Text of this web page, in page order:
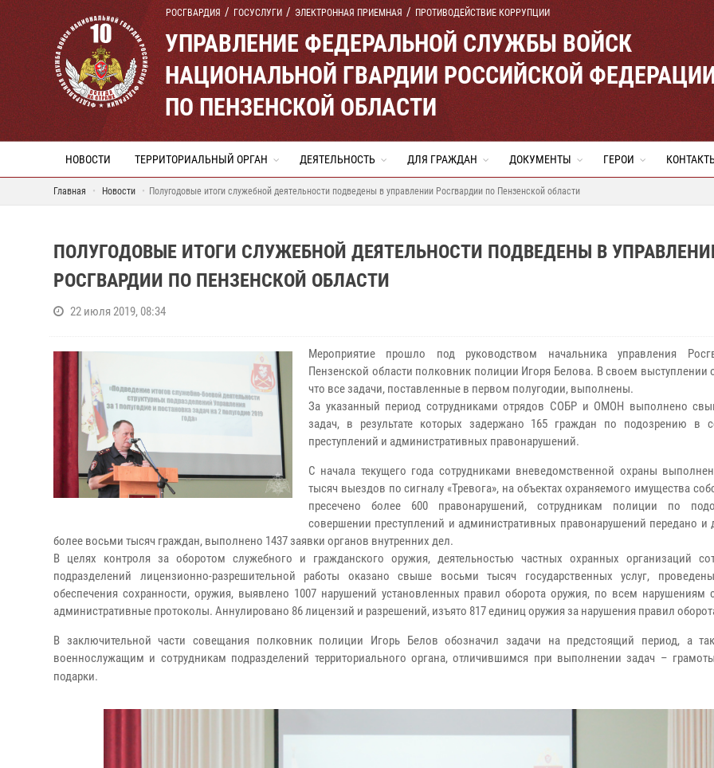
РОСГВАРДИЯ ГОСУСЛУГИ ЭЛЕКТРОННАЯ ПРИЕМНАЯ ПРОТИВОДЕЙСТВИЕ КОРРУПЦИИ
УПРАВЛЕНИЕ ФЕДЕРАЛЬНОЙ СЛУЖБЫ ВОЙСК
НАЦИОНАЛЬНОЙ ГВАРДИИ РОССИЙСКОЙ
ПО ПЕНЗЕНСКОЙ ОБЛАСТИ
НОВОСТИ ТЕРРИТОРИАЛЬНЫЙ ОРГАН ДЕЯТЕЛЬНОСТЬ ДЛЯ ГРАЖДАН ДОКУМЕНТЫ ГЕРОИ
Главная Новости Полугодовые итоги служебной деятельности подведены в управлении Росгвардии по Пензенской области
ПОЛУГОДОВЫЕ ИТОГИ СЛУЖЕБНОЙ ДЕЯТЕЛЬНОСТИ ПОДВЕДЕНЫ В
РОСГВАРДИИ ПО ПЕНЗЕНСКОЙ ОБЛАСТИ
22 июля 2019, 08:34
Мероприятие прошло под руководством начальника управления
Пензенской области полковник полиции Игоря Белова. В своем выступлении
что все задачи, поставленные в первом полугодии, выполнены.
За указанный период сотрудниками отрядов СОБР и ОМОН выполнено
задач, в результате которых задержано 165 граждан по подозрению в
преступлений и административных правонарушений.
С начала текущего года сотрудниками вневедомственной охраны
тысяч выездов по сигналу «Тревога», на объектах охраняемого имущества
пресечено более 600 правонарушений, сотрудникам полиции по
совершении преступлений и административных правонарушений передано и
более восьми тысяч граждан, выполнено 1437 заявки органов внутренних дел.
В целях контроля за оборотом служебного и гражданского оружия, деятельностью частных охранных организаций
подразделений лицензионно-разрешительной работы оказано свыше восьми тысяч государственных услуг,
обеспечения сохранности, оружия, выявлено 1007 нарушений установленных правил оборота оружия, по всем нарушениям
административные протоколы. Аннулировано 86 лицензий и разрешений, изъято 817 единиц оружия за нарушения правил
В заключительной части совещания полковник полиции Игорь Белов обозначил задачи на предстоящий период, а
военнослужащим и сотрудникам подразделений территориального органа, отличившимся при выполнении задач –
подарки.